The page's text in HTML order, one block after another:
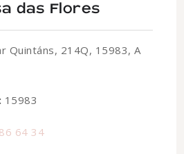
das Flores
Quintáns, 214Q, 15983, A
15983
64 34